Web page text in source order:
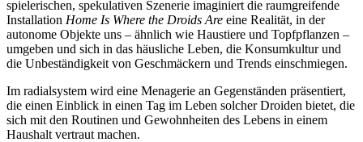
spielerischen, spekulativen Szenerie imaginiert die raumgreifende
Installation Home Is Where the Droids Are eine Realität, in der
autonome Objekte uns – ähnlich wie Haustiere und Topfpflanzen –
umgeben und sich in das häusliche Leben, die Konsumkultur und
die Unbeständigkeit von Geschmäckern und Trends einschmiegen.
Im radialsystem wird eine Menagerie an Gegenständen präsentiert,
die einen Einblick in einen Tag im Leben solcher Droiden bietet, die
sich mit den Routinen und Gewohnheiten des Lebens in einem
Haushalt vertraut machen.